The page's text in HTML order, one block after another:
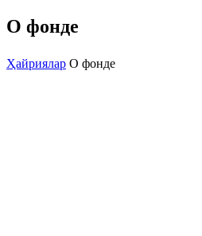
О фонде
Ҳайриялар О фонде